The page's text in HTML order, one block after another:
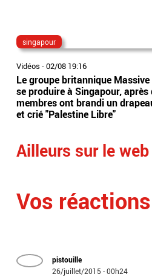
singapour
Vidéos -02/08 19:16
Le groupe britannique
se produire à Singapour, après
membres ont brandi un
et crié "Palestine Libre"
Ailleurs sur le web
Vos réactions
pistouille
26/juillet/2015 - 00h24